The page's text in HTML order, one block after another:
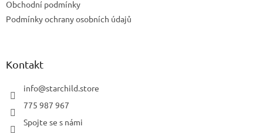
Obchodní podmínky
Podmínky ochrany osobních údajů
Kontakt
info@starchild.store
775 987 967
Spojte se s námi